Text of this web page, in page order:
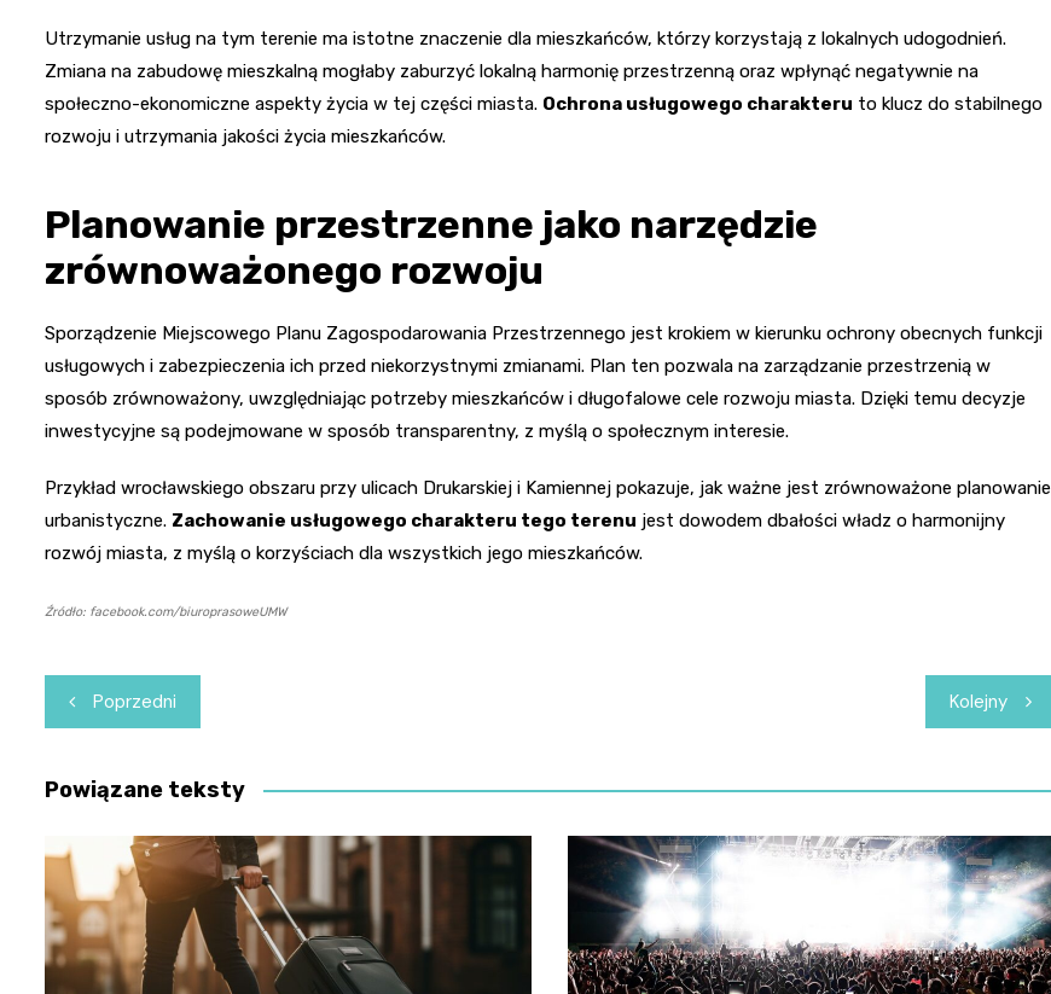
Utrzymanie usług na tym terenie ma istotne znaczenie dla mieszkańców, którzy korzystają z lokalnych udogodnień.
Zmiana na zabudowę mieszkalną mogłaby zaburzyć lokalną harmonię przestrzenną oraz wpłynąć negatywnie na
społeczno-ekonomiczne aspekty życia w tej części miasta. Ochrona usługowego charakteru to klucz do stabilnego
rozwoju i utrzymania jakości życia mieszkańców.
Planowanie przestrzenne jako narzędzie
zrównoważonego rozwoju
Sporządzenie Miejscowego Planu Zagospodarowania Przestrzennego jest krokiem w kierunku ochrony obecnych funkcji
usługowych i zabezpieczenia ich przed niekorzystnymi zmianami. Plan ten pozwala na zarządzanie przestrzenią w
sposób zrównoważony, uwzględniając potrzeby mieszkańców i długofalowe cele rozwoju miasta. Dzięki temu decyzje
inwestycyjne są podejmowane w sposób transparentny, z myślą o społecznym interesie.
Przykład wrocławskiego obszaru przy ulicach Drukarskiej i Kamiennej pokazuje, jak ważne jest zrównoważone planowanie
urbanistyczne. Zachowanie usługowego charakteru tego terenu jest dowodem dbałości władz o harmonijny
rozwój miasta, z myślą o korzyściach dla wszystkich jego mieszkańców.
Źródło: facebook.com/biuroprasoweUMW
Nawigacja
wpisu
Poprzedni Kolejny
Powiązane teksty